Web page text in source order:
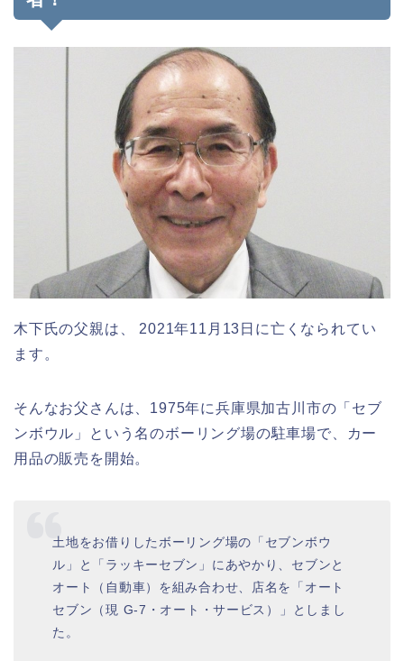
木下氏の父親は、 2021年11月13日に亡くなられてい
ます。
そんなお父さんは、1975年に兵庫県加古川市の「セブ
ンボウル」という名のボーリング場の駐車場で、カー
用品の販売を開始。
土地をお借りしたボーリング場の「セブンボウ
ル」と「ラッキーセブン」にあやかり、セブンと
オート（自動車）を組み合わせ、店名を「オート
セブン（現 G-7・オート・サービス）」としまし
た。